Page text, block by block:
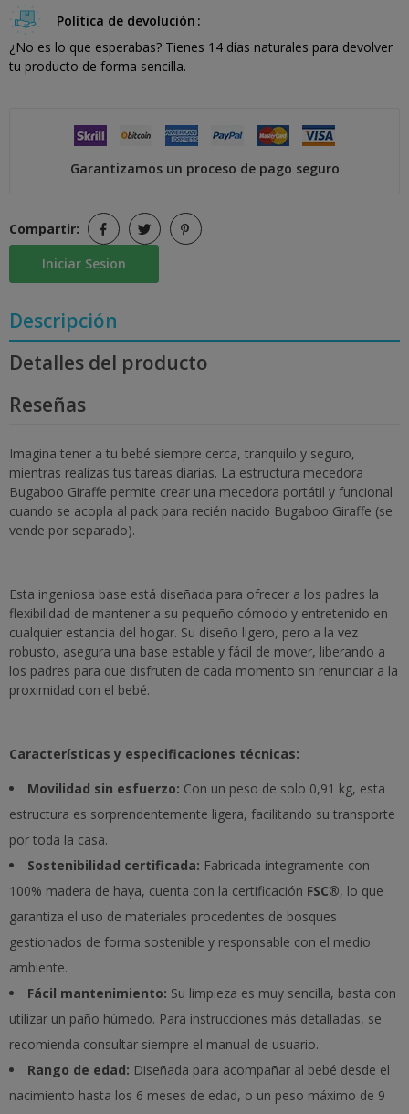
Política de devolución
¿No es lo que esperabas? Tienes 14 días naturales para devolver
tu producto de forma sencilla.
Garantizamos un proceso de pago seguro
Compartir:
Iniciar Sesion
Descripción
Detalles del producto
Reseñas
Imagina tener a tu bebé siempre cerca, tranquilo y seguro,
mientras realizas tus tareas diarias. La estructura mecedora
Bugaboo Giraffe permite crear una mecedora portátil y funcional
cuando se acopla al pack para recién nacido Bugaboo Giraffe (se
vende por separado).
Esta ingeniosa base está diseñada para ofrecer a los padres la
flexibilidad de mantener a su pequeño cómodo y entretenido en
cualquier estancia del hogar. Su diseño ligero, pero a la vez
robusto, asegura una base estable y fácil de mover, liberando a
los padres para que disfruten de cada momento sin renunciar a la
proximidad con el bebé.
Características y especificaciones técnicas:
Movilidad sin esfuerzo: Con un peso de solo 0,91 kg, esta
estructura es sorprendentemente ligera, facilitando su transporte
por toda la casa.
Sostenibilidad certificada: Fabricada íntegramente con
100% madera de haya, cuenta con la certificación FSC®, lo que
garantiza el uso de materiales procedentes de bosques
gestionados de forma sostenible y responsable con el medio
ambiente.
Fácil mantenimiento: Su limpieza es muy sencilla, basta con
utilizar un paño húmedo. Para instrucciones más detalladas, se
recomienda consultar siempre el manual de usuario.
Rango de edad: Diseñada para acompañar al bebé desde el
nacimiento hasta los 6 meses de edad, o un peso máximo de 9